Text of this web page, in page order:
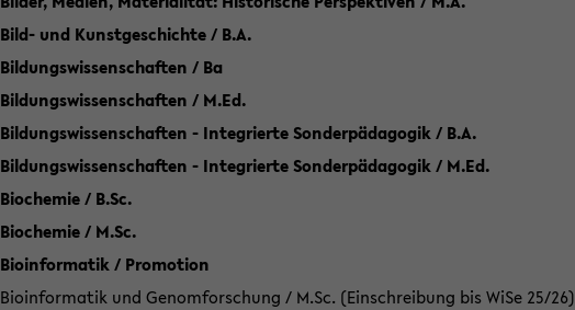
Bild- und Kunstgeschichte / B.A.
Bildungswissenschaften / Ba
Bildungswissenschaften / M.Ed.
Bildungswissenschaften - Integrierte Sonderpädagogik / B.A.
Bildungswissenschaften - Integrierte Sonderpädagogik / M.Ed.
Biochemie / B.Sc.
Biochemie / M.Sc.
Bioinformatik / Promotion
Bioinformatik und Genomforschung / M.Sc. (Einschreibung bis WiSe 25/26)